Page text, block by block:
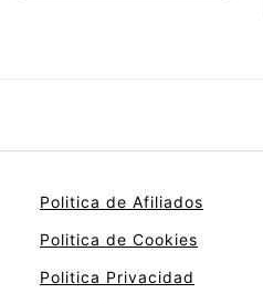
Politica de Afiliados
Politica de Cookies
Politica Privacidad